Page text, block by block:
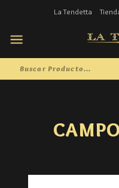
La Tendetta